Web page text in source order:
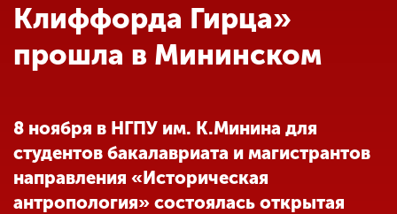
Наука
Другие виды
деятельности
Клиффорда Гирца»
прошла в Мининском
8 ноября в НГПУ им. К.Минина для
студентов бакалавриата и магистрантов
направления «Историческая
антропология» состоялась открытая